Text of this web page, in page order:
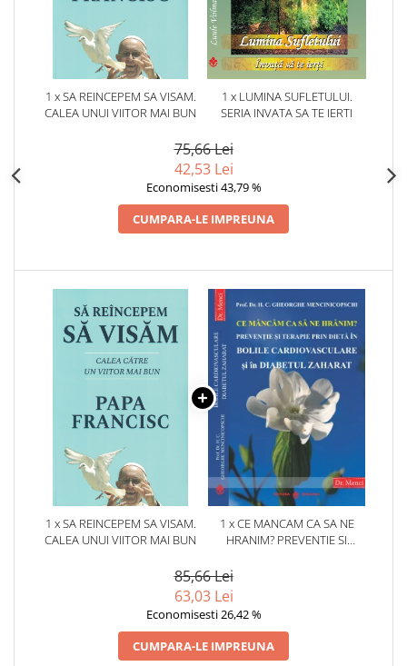
1 x SA REINCEPEM SA VISAM.
CALEA UNUI VIITOR MAI BUN
1 x LUMINA SUFLETULUI.
SERIA INVATA SA TE IERTI
75,66 Lei
42,53 Lei
Economisesti 43,79 %
CUMPARA-LE IMPREUNA
1 x SA REINCEPEM SA VISAM.
CALEA UNUI VIITOR MAI BUN
1 x CE MANCAM CA SA NE
HRANIM? PREVENTIE SI
CARDIOVASCULARE SI IN
85,66 Lei
63,03 Lei
Economisesti 26,42 %
CUMPARA-LE IMPREUNA